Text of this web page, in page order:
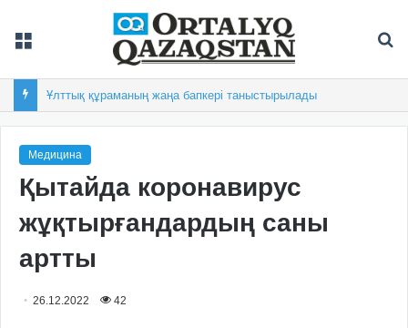
Ұлттық құраманың жаңа бапкері таныстырылады
Медицина
Қытайда коронавирус
жұқтырғандардың саны
артты
26.12.2022 42